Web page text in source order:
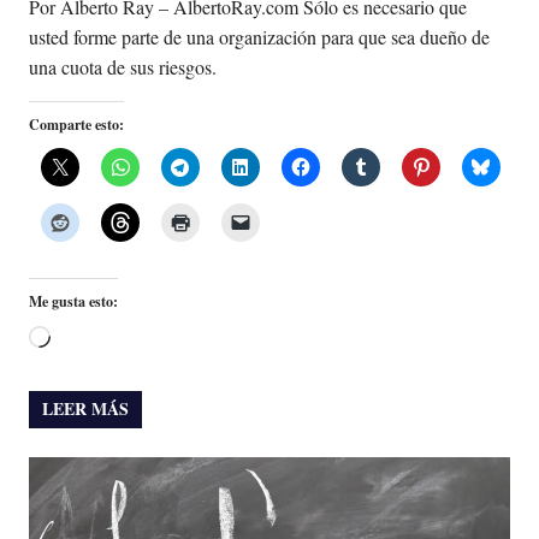
Por Alberto Ray – AlbertoRay.com Sólo es necesario que
usted forme parte de una organización para que sea dueño de
una cuota de sus riesgos.
Comparte esto:
Me gusta esto:
Cargando...
LEER MÁS